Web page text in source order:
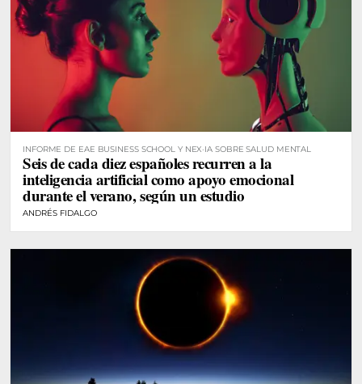
INFORME DE EAE BUSINESS SCHOOL Y NEX·IA SOBRE SALUD MENTAL
Seis de cada diez españoles recurren a la
inteligencia artificial como apoyo emocional
durante el verano, según un estudio
ANDRÉS FIDALGO